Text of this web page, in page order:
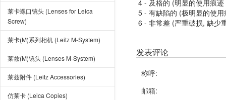
莱卡螺口镜头 (Lenses for Leica
Screw)
莱卡(M)系列相机 (Leitz M-System)
莱兹(M)镜头 (Lenses M-System)
莱兹附件 (Leitz Accessories)
仿莱卡 (Leica Copies)
4 - 及格的 (明显的使用痕
5 - 有缺陷的 (极明显的使
6 - 非常差 (严重破损, 缺少
发表评论
称呼:
邮箱: